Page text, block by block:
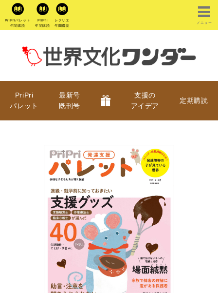
PriPriパレット
年間購読
PriPri
年間購読
レクリエ
年間購読
メニュー
PriPri
パレット
最新号
既刊号
支援の
アイデア
定期購読